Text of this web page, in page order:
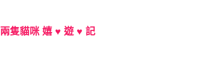
兩隻貓咪 嬉 ♥ 遊 ♥ 記